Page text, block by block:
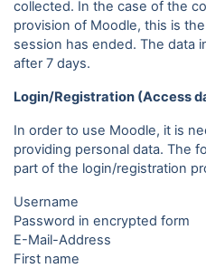
collected. In the case of the
provision of Moodle, this is
session has ended. The data
after 7 days.
Login/Registration (Access
In order to use Moodle, it is
providing personal data. The
part of the login/registration
Username
Password in encrypted form
E-Mail-Address
First name